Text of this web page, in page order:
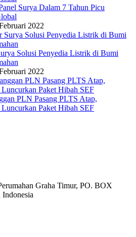
Surya Dalam 7 Tahun Picu
2022
Solusi Penyedia Listrik di Bumi
2022
PLN Pasang PLTS Atap,
Paket Hibah SEF
Graha Timur, PO. BOX
Indonesia